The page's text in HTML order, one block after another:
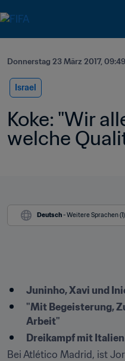
Donnerstag 23 März 2017, 09:49
Israel
Koke: "Wir
welche
Deutsch - Weitere Sprachen (1)
Juninho, Xavi und
"Mit Begeisterung,
Arbeit"
Dreikampf mit
Bei Atlético Madrid, ist